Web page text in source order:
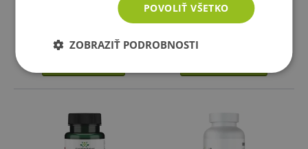
skladom
POVOLIŤ VŠETKO
ZOBRAZIŤ PODROBNOSTI